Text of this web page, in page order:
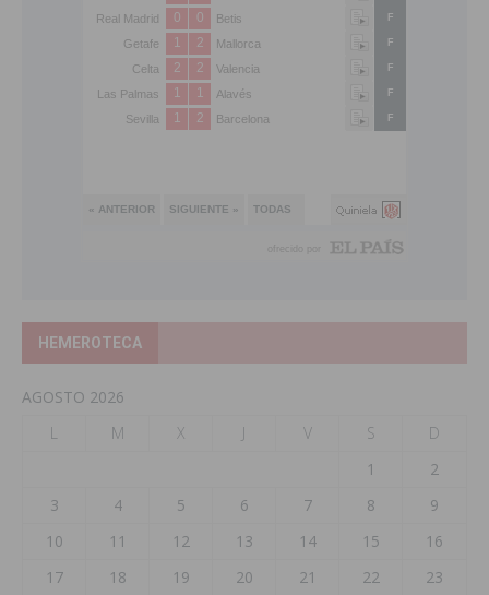
HEMEROTECA
AGOSTO 2026
L
M X J V S
D
1
2
3
4 5 6 7 8
9
10
11 12 13 14 15
16
17
18 19 20 21 22
23